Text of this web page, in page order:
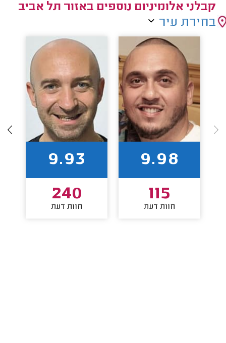
קבלני אלומיניום נוספים באזור תל אביב
בחירת עיר
9.98
115
חוות דעת
9.93
240
חוות דעת